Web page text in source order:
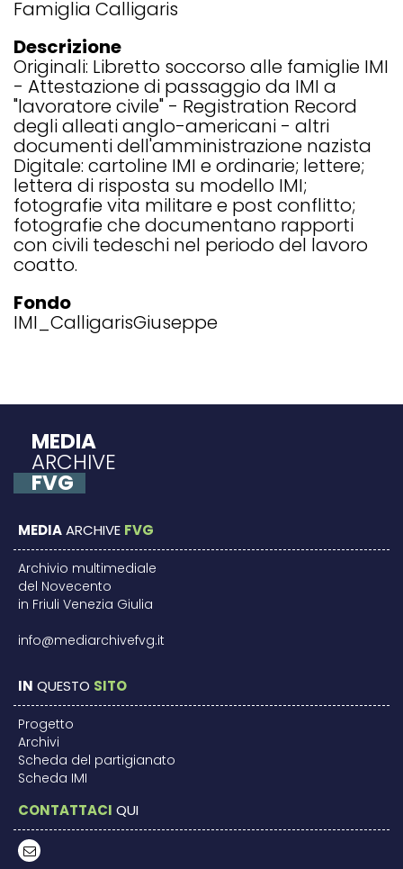
Famiglia Calligaris
Descrizione
Originali: Libretto soccorso alle famiglie IMI
- Attestazione di passaggio da IMI a
"lavoratore civile" - Registration Record
degli alleati anglo-americani - altri
documenti dell'amministrazione nazista
Digitale: cartoline IMI e ordinarie; lettere;
lettera di risposta su modello IMI;
fotografie vita militare e post conflitto;
fotografie che documentano rapporti
con civili tedeschi nel periodo del lavoro
coatto.
Fondo
IMI_CalligarisGiuseppe
MEDIA
ARCHIVE
FVG
MEDIAARCHIVE FVG
Archivio multimediale
del Novecento
in Friuli Venezia Giulia
info@mediarchivefvg.it
IN QUESTO SITO
Progetto
Archivi
Scheda del partigianato
Scheda IMI
CONTATTACI QUI